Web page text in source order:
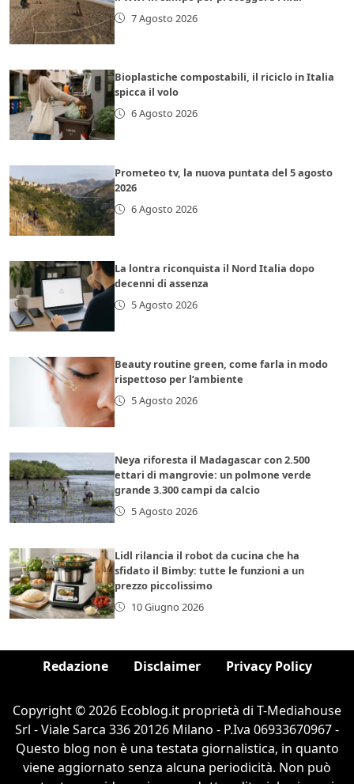
7 Agosto 2026
Bioplastiche compostabili, il riciclo in Italia
spicca il volo
6 Agosto 2026
Prometeo tv, la nuova puntata del 5 agosto
2026
6 Agosto 2026
La lontra riconquista il Nord Italia dopo
decenni di assenza
5 Agosto 2026
Beauty routine green, come farla in modo
rispettoso per l’ambiente
5 Agosto 2026
Neya riforesta il Madagascar con 2.500
ettari di mangrovie: un polmone verde
grande 3.300 campi da calcio
5 Agosto 2026
Lidl rilancia il robot da cucina che ha
sfidato il Bimby: tutte le funzioni a un
prezzo piccolissimo
10 Giugno 2026
Redazione Disclaimer Privacy Policy
Copyright © 2026 Ecoblog.it proprietà di T-Mediahouse
Srl - Viale Sarca 336 20126 Milano - P.Iva 06933670967 -
Questo blog non è una testata giornalistica, in quanto
viene aggiornato senza alcuna periodicità. Non può